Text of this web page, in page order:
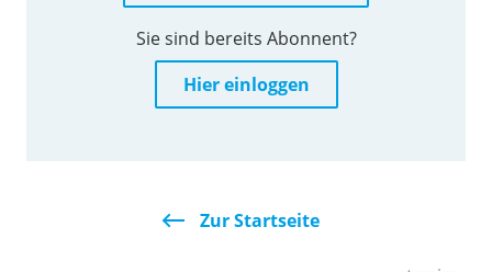
Sie sind bereits Abonnent?
Hier einloggen
Zur Startseite